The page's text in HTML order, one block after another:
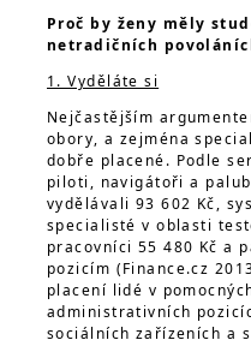
Proč by ženy měly
netradičních
1. Vyděláte si
Nejčastějším
obory, a zejména
dobře placené. Podle
piloti, navigátoři a
vydělávali 93 602 Kč,
specialisté v oblasti
pracovníci 55 480 Kč a
pozicím (Finance.cz
placení lidé v
administrativních
sociálních zařízeních a